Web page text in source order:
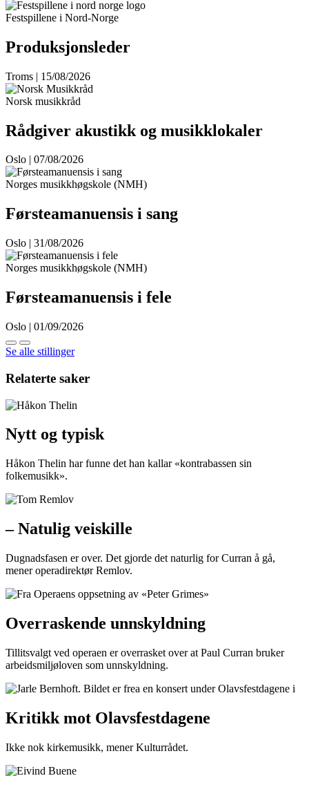
Festspillene i Nord-Norge
Produksjonsleder
Troms | 15/08/2026
Norsk musikkråd
Rådgiver akustikk og musikklokaler
Oslo | 07/08/2026
Norges musikkhøgskole (NMH)
Førsteamanuensis i sang
Oslo | 31/08/2026
Norges musikkhøgskole (NMH)
Førsteamanuensis i fele
Oslo | 01/09/2026
Se alle stillinger
Relaterte saker
Nytt og typisk
Håkon Thelin har funne det han kallar «kontrabassen sin
folkemusikk».
– Natulig veiskille
Dugnadsfasen er over. Det gjorde det naturlig for Curran å gå,
mener operadirektør Remlov.
Overraskende unnskyldning
Tillitsvalgt ved operaen er overrasket over at Paul Curran bruker
arbeidsmiljøloven som unnskyldning.
Kritikk mot Olavsfestdagene
Ikke nok kirkemusikk, mener Kulturrådet.